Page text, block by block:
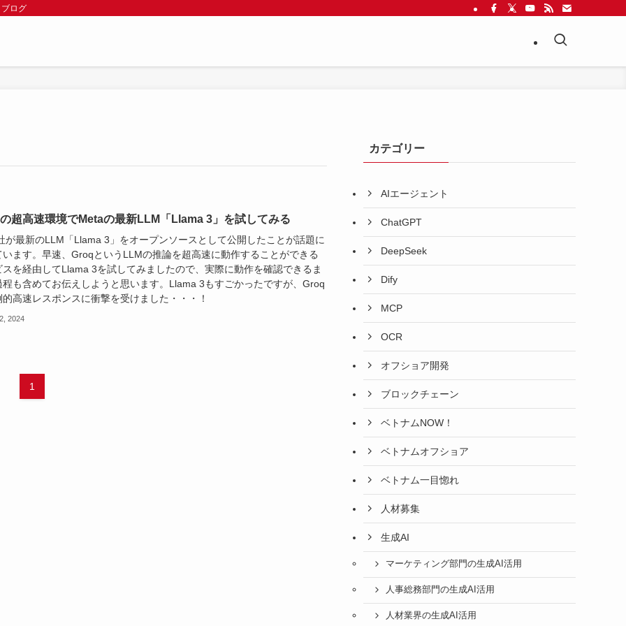
ログ
超高速環境でMetaの最新LLM「Llama 3」を試してみる
が最新のLLM「Llama 3」をオープンソースとして公開したことが話題に
います。早速、GroqというLLMの推論を超高速に動作することができる
スを経由してLlama 3を試してみましたので、実際に動作を確認できるま
程も含めてお伝えしようと思います。Llama 3もすごかったですが、Groq
高速レスポンスに衝撃を受けました・・・！
2024
1
カテゴリー
AIエージェント
ChatGPT
DeepSeek
Dify
MCP
OCR
オフショア開発
ブロックチェーン
ベトナムNOW！
ベトナムオフショア
ベトナム一目惚れ
人材募集
生成AI
マーケティング部門の生成AI活用
人事総務部門の生成AI活用
人材業界の生成AI活用